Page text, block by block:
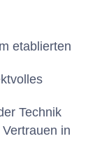
etablierten
Technik
in